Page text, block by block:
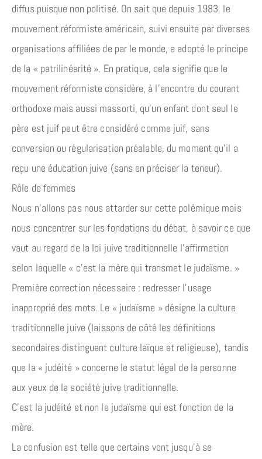
diffus puisque non politisé. On sait que depuis 1983, le
mouvement réformiste américain, suivi ensuite par diverses
organisations affiliées de par le monde, a adopté le principe
de la « patrilinéarité ». En pratique, cela signifie que le
mouvement réformiste considère, à l’encontre du courant
orthodoxe mais aussi massorti, qu’un enfant dont seul le
père est juif peut être considéré comme juif, sans
conversion ou régularisation préalable, du moment qu’il a
reçu une éducation juive (sans en préciser la teneur).
Rôle de femmes
Nous n’allons pas nous attarder sur cette polémique mais
nous concentrer sur les fondations du débat, à savoir ce que
vaut au regard de la loi juive traditionnelle l’affirmation
selon laquelle « c’est la mère qui transmet le judaïsme. »
Première correction nécessaire : redresser l’usage
inapproprié des mots. Le « judaïsme » désigne la culture
traditionnelle juive (laissons de côté les définitions
secondaires distinguant culture laïque et religieuse), tandis
que la « judéité » concerne le statut légal de la personne
aux yeux de la société juive traditionnelle.
C’est la judéité et non le judaïsme qui est fonction de la
mère.
La confusion est telle que certains vont jusqu’à se